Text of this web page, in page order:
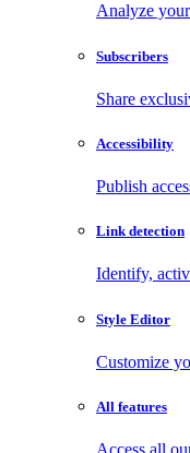
Analyze
Subscribers
Share
Accessibility
Publish
Link detection
Identify,
Style Editor
Customize
All features